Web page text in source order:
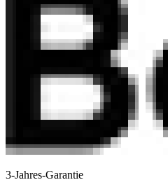
3-Jahres-Garantie